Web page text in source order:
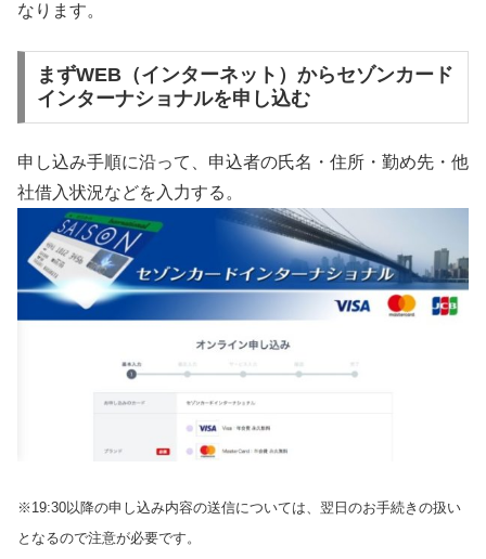
なります。
まずWEB（インターネット）からセゾンカード
インターナショナルを申し込む
申し込み手順に沿って、申込者の氏名・住所・勤め先・他
社借入状況などを入力する。
※19:30以降の申し込み内容の送信については、翌日のお手続きの扱い
となるので注意が必要です。